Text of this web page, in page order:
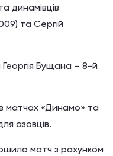
динамівців
та Сергій
Бущана – 8-й
матчах «Динамо» та
азовців.
матч з рахунком